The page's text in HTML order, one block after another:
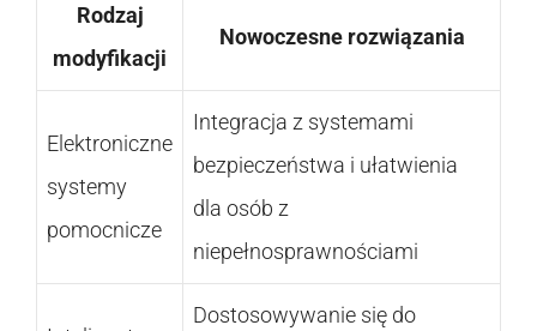
Rodzaj
modyfikacji
Nowoczesne rozwiązania
Elektroniczne
systemy
pomocnicze
Integracja z systemami
bezpieczeństwa i ułatwienia
dla osób z
niepełnosprawnościami
Dostosowywanie się do